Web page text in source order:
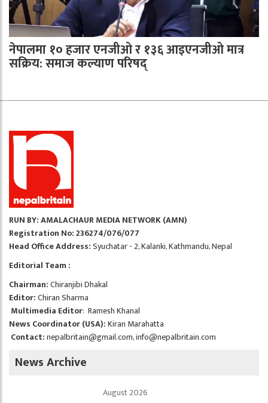
नेपालमा १० हजार एनजीओ र १३६ आइएनजीओ मात्र
सक्रिय: समाज कल्याण परिषद्
RUN BY: AMALACHAUR MEDIA NETWORK (AMN)
Registration No: 236274/076/077
Head Office Address:Syuchatar - 2, Kalanki, Kathmandu, Nepal
Editorial Team :
Chairman:Chiranjibi Dhakal
Editor:Chiran Sharma
Multimedia Editor: Ramesh Khanal
News Coordinator (USA):Kiran Marahatta
Contact:nepalbritain@gmail.com,info@nepalbritain.com
News Archive
August 2026